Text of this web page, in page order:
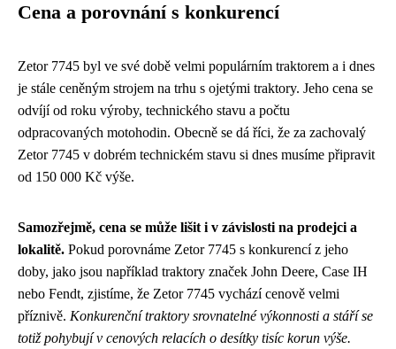
Cena a porovnání s konkurencí
Zetor 7745 byl ve své době velmi populárním traktorem a i dnes
je stále ceněným strojem na trhu s ojetými traktory. Jeho cena se
odvíjí od roku výroby, technického stavu a počtu
odpracovaných motohodin. Obecně se dá říci, že za zachovalý
Zetor 7745 v dobrém technickém stavu si dnes musíme připravit
od 150 000 Kč výše.
Samozřejmě, cena se může lišit i v závislosti na prodejci a
lokalitě. Pokud porovnáme Zetor 7745 s konkurencí z jeho
doby, jako jsou například traktory značek John Deere, Case IH
nebo Fendt, zjistíme, že Zetor 7745 vychází cenově velmi
příznivě. Konkurenční traktory srovnatelné výkonnosti a stáří se
totiž pohybují v cenových relacích o desítky tisíc korun výše.